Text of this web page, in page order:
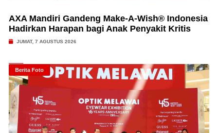
AXA Mandiri Gandeng Make-A-Wish® Indonesia
Hadirkan Harapan bagi Anak Penyakit Kritis
JUMAT, 7 AGUSTUS 2026
Berita Foto